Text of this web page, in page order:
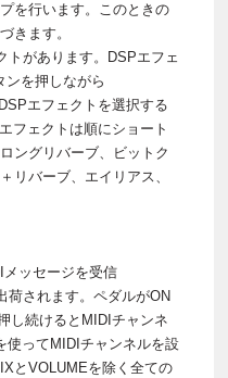
を行います。このときの
きます。
トがあります。DSPエフェ
ンを押しながら
エフェクトを選択する
フェクトは順にショート
ングリバーブ、ビットク
リバーブ、エイリアス、
ッセージを受信
荷されます。ペダルがON
し続けるとMIDIチャンネ
使ってMIDIチャンネルを設
とVOLUMEを除く全ての